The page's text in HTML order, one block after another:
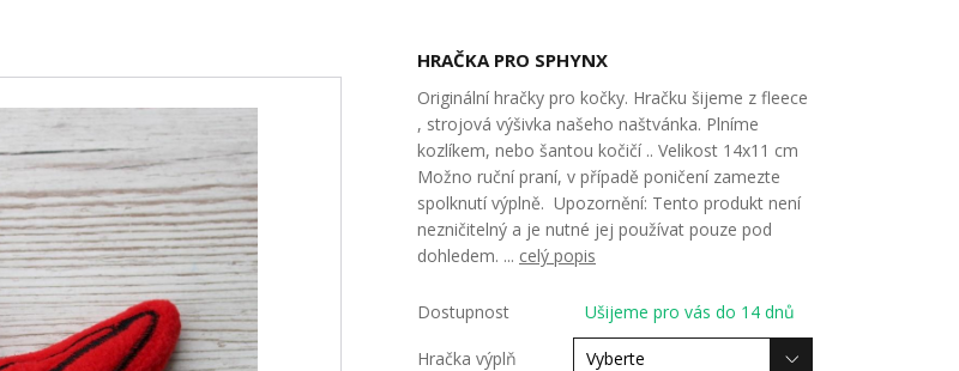
HRAČKA PRO SPHYNX
Originální hračky pro kočky. Hračku šijeme z fleece
, strojová výšivka našeho naštvánka. Plníme
kozlíkem, nebo šantou kočičí .. Velikost 14x11 cm
Možno ruční praní, v případě poničení zamezte
spolknutí výplně. Upozornění: Tento produkt není
nezničitelný a je nutné jej používat pouze pod
dohledem. ... celý popis
Dostupnost Ušijeme pro vás do 14 dnů
Hračka výplň